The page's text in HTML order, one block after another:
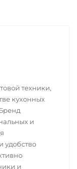
техники,
кухонных
и
удобство
и